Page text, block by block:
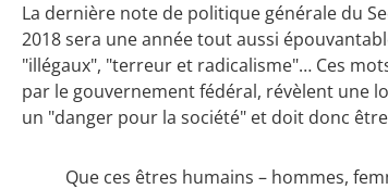
La dernière note de politique générale du
2018 sera une année tout aussi
"illégaux", "terreur et radicalisme"… Ces
par le gouvernement fédéral, révèlent une
un "danger pour la société" et doit donc
Que ces êtres humains – hommes,